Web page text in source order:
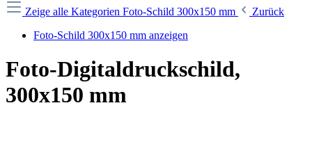
Zeige alle Kategorien Foto-Schild 300x150 mm
Zurück
Foto-Schild 300x150 mm anzeigen
Foto-Digitaldruckschild,
300x150 mm